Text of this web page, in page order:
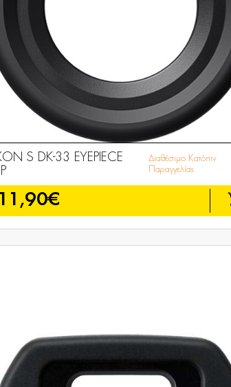
S DK-33 EYEPIECE
Διαθέσιμο Κατόπιν
Παραγγελίας